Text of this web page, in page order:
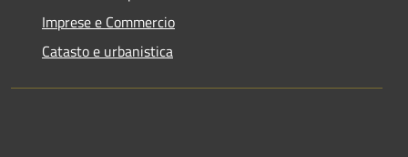
Imprese e Commercio
Catasto e urbanistica